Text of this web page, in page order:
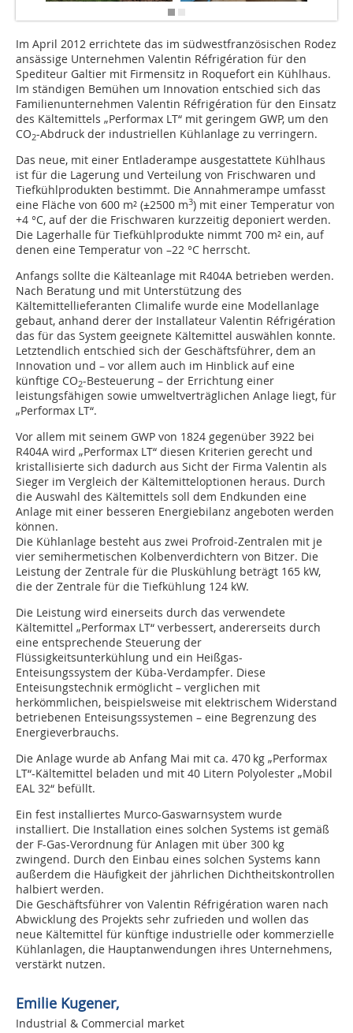
Im April 2012 errichtete das im südwestfranzösischen Rodez
ansässige Unternehmen Valentin Réfrigération für den
Spediteur Galtier mit Firmensitz in Roquefort ein Kühlhaus.
Im ständigen Bemühen um Innovation entschied sich das
Familienunternehmen Valentin Réfrigération für den Einsatz
des Kältemittels „Performax LT“ mit geringem GWP, um den
CO2-Abdruck der industriellen Kühlanlage zu verringern.
Das neue, mit einer Entladerampe ausgestattete Kühlhaus
ist für die Lagerung und Verteilung von Frischwaren und
Tiefkühlprodukten bestimmt. Die Annahmerampe umfasst
eine Fläche von 600 m² (±2500 m3) mit einer Temperatur von
+4 °C, auf der die Frischwaren kurzzeitig deponiert werden.
Die Lagerhalle für Tiefkühlprodukte nimmt 700 m² ein, auf
denen eine Temperatur von –22 °C herrscht.
Anfangs sollte die Kälteanlage mit R404A betrieben werden.
Nach Beratung und mit Unterstützung des
Kältemittellieferanten Climalife wurde eine Modellanlage
gebaut, anhand derer der Installateur Valentin Ré­fri­géra­tion
das für das System geeignete Kältemittel auswählen konnte.
Letztendlich entschied sich der Geschäftsführer, dem an
Innovation und – vor allem auch im Hinblick auf eine
künftige CO2-Besteuerung – der Errichtung einer
leistungsfähigen sowie umweltverträglichen Anlage liegt, für
„Performax LT“.
Vor allem mit seinem GWP von 1824 gegenüber 3922 bei
R404A wird „Performax LT“ diesen Kriterien gerecht und
kristallisierte sich dadurch aus Sicht der Firma Valentin als
Sieger im Vergleich der Kältemitteloptionen heraus. Durch
die Auswahl des Kältemittels soll dem Endkunden eine
Anlage mit einer besseren Energiebilanz angeboten werden
können.
Die Kühlanlage besteht aus zwei Profroid-Zentralen mit je
vier semihermetischen Kolbenverdichtern von Bitzer. Die
Leistung der Zentrale für die Pluskühlung beträgt 165 kW,
die der Zentrale für die Tiefkühlung 124 kW.
Die Leistung wird einerseits durch das verwendete
Kältemittel „Performax LT“ verbessert, andererseits durch
eine entsprechende Steuerung der
Flüssigkeitsunterkühlung und ein Heißgas-
Enteisungssystem der Küba-Verdampfer. Diese
Enteisungstechnik ermöglicht – verglichen mit
herkömmlichen, beispielsweise mit elektrischem Widerstand
betriebenen Enteisungssystemen – eine Begrenzung des
Energieverbrauchs.
Die Anlage wurde ab Anfang Mai mit ca. 470 kg „Performax
LT“-Kältemittel beladen und mit 40 Litern Polyolester „Mobil
EAL 32“ befüllt.
Ein fest installiertes Murco-Gaswarnsystem wurde
installiert. Die Installation eines solchen Systems ist gemäß
der F-Gas-Verordnung für Anlagen mit über 300 kg
zwingend. Durch den Einbau eines solchen Systems kann
außerdem die Häufigkeit der jährlichen Dichtheitskontrollen
halbiert werden.
Die Geschäftsführer von Valentin Réfrigération waren nach
Abwicklung des Projekts sehr zufrieden und wollen das
neue Kältemittel für künftige industrielle oder kommerzielle
Kühlanlagen, die Hauptanwendungen ihres Unternehmens,
verstärkt nutzen.
Emilie Kugener,
Industrial & Commercial market